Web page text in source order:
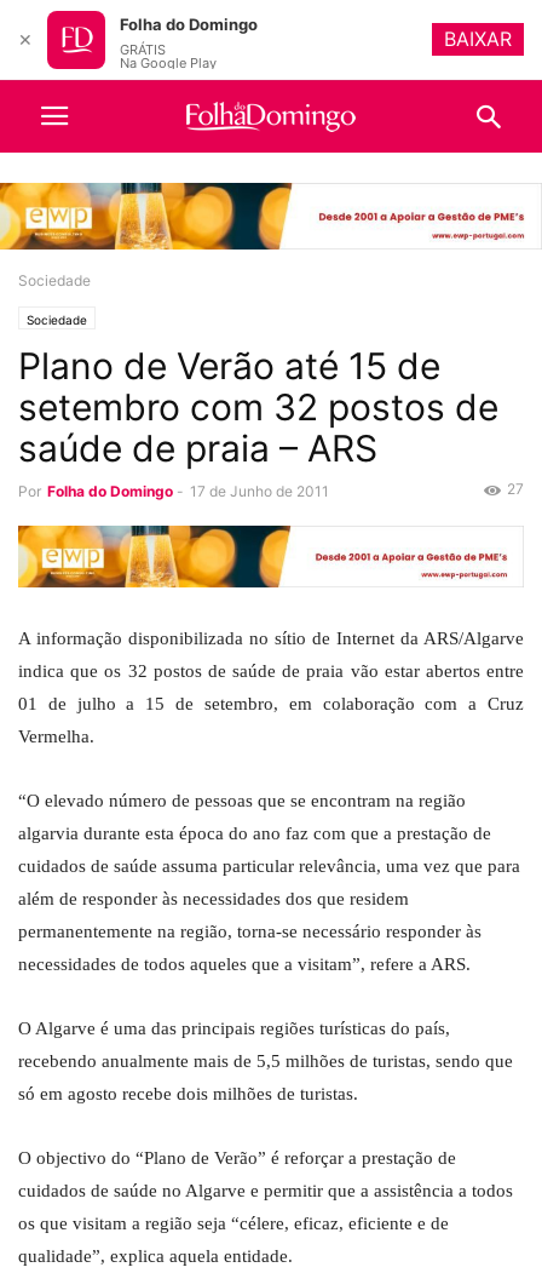
Sociedade
Sociedade
Plano de Verão até 15 de
setembro com 32 postos de
saúde de praia – ARS
Por Folha do Domingo - 17 de Junho de 2011 27
A informação disponibilizada no sítio de Internet da ARS/Algarve
indica que os 32 postos de saúde de praia vão estar abertos entre
01 de julho a 15 de setembro, em colaboração com a Cruz
Vermelha.
“O elevado número de pessoas que se encontram na região
algarvia durante esta época do ano faz com que a prestação de
cuidados de saúde assuma particular relevância, uma vez que para
além de responder às necessidades dos que residem
permanentemente na região, torna-se necessário responder às
necessidades de todos aqueles que a visitam”, refere a ARS.
O Algarve é uma das principais regiões turísticas do país,
recebendo anualmente mais de 5,5 milhões de turistas, sendo que
só em agosto recebe dois milhões de turistas.
O objectivo do “Plano de Verão” é reforçar a prestação de
cuidados de saúde no Algarve e permitir que a assistência a todos
os que visitam a região seja “célere, eficaz, eficiente e de
qualidade”, explica aquela entidade.
✕
Folha do Domingo
GRÁTIS
Na Google Play
BAIXAR